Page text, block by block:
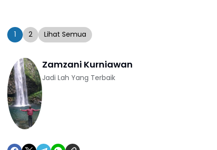
1 2 Lihat Semua
Zamzani Kurniawan
Jadi Lah Yang Terbaik